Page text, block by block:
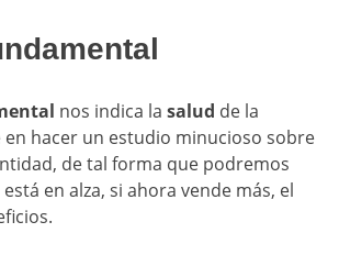
nos indica la salud de la
en hacer un estudio minucioso sobre
de tal forma que podremos
en alza, si ahora vende más, el